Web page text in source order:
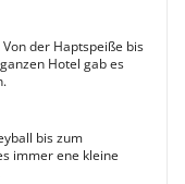
der Haptspeiße bis
Hotel gab es
bis zum
immer ene kleine